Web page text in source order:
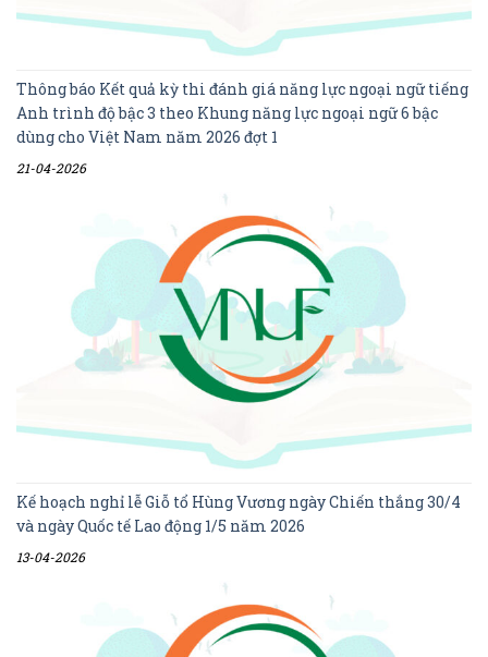
Thông báo Kết quả kỳ thi đánh giá năng lực ngoại ngữ tiếng
Anh trình độ bậc 3 theo Khung năng lực ngoại ngữ 6 bậc
dùng cho Việt Nam năm 2026 đợt 1
21-04-2026
Kế hoạch nghỉ lễ Giỗ tổ Hùng Vương ngày Chiến thắng 30/4
và ngày Quốc tế Lao động 1/5 năm 2026
13-04-2026